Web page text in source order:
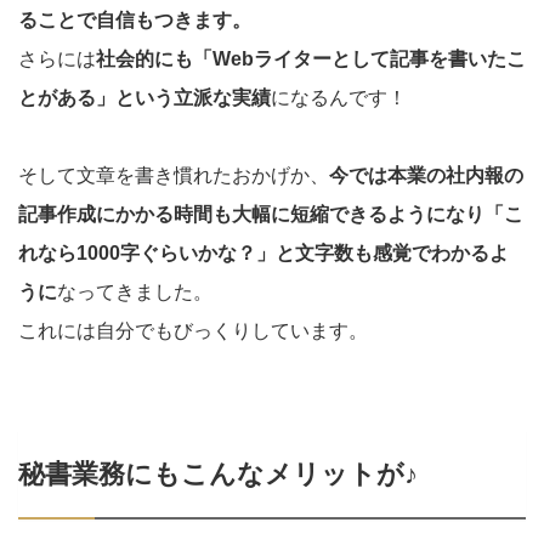
ることで自信もつきます。
さらには社会的にも「Webライターとして記事を書いたこ
とがある」という立派な実績になるんです！
そして文章を書き慣れたおかげか、 今では本業の社内報の
記事作成にかかる時間も大幅に短縮できるようになり「こ
れなら1000字ぐらいかな？」と文字数も感覚でわかるよ
うになってきました。
これには自分でもびっくりしています。
秘書業務にもこんなメリットが♪